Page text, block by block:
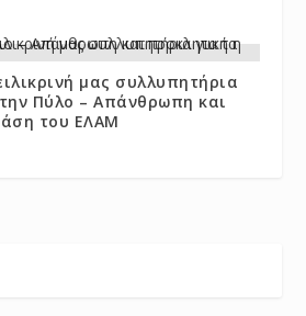
μας συλλυπητήρια
Πύλο – Απάνθρωπη και
του ΕΛΑΜ